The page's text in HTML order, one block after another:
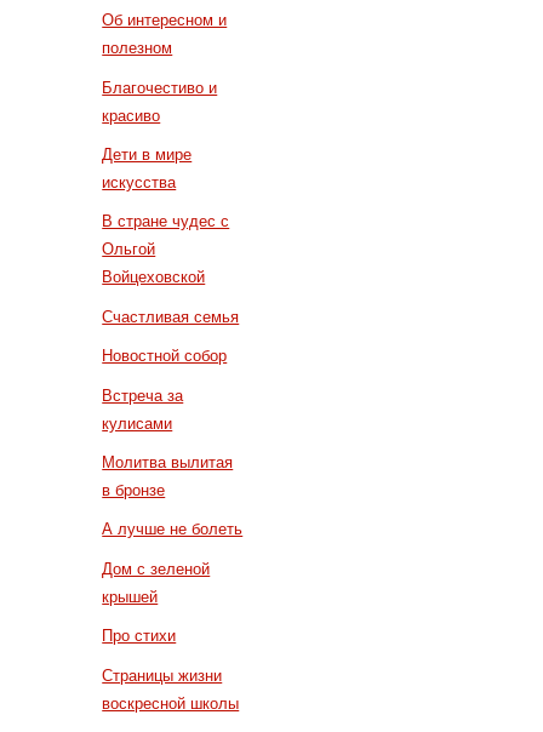
Об интересном и
полезном
Благочестиво и
красиво
Дети в мире
искусства
В стране чудес с
Ольгой
Войцеховской
Счастливая семья
Новостной собор
Встреча за
кулисами
Молитва вылитая
в бронзе
А лучше не болеть
Дом с зеленой
крышей
Про стихи
Страницы жизни
воскресной школы